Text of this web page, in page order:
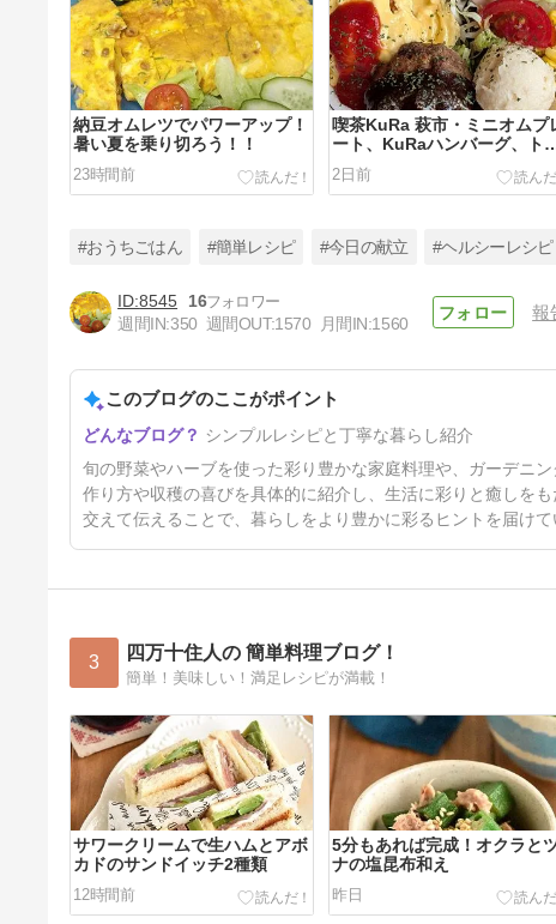
納豆オムレツでパワーアップ！
暑い夏を乗り切ろう！！
23時間前
喫茶KuRa 萩市・ミニオムプ
ート、KuRaハンバーグ、ト
スト。
2日前
存食！夏に嬉しい！！
5日前
#おうちごはん #簡単レシピ #今日の献立 #ヘルシーレシピ
8545
16
週間IN:350 週間OUT:1570 月間IN:1560
報
このブログのここがポイント
シンプルレシピと丁寧な暮らし紹介
旬の野菜やハーブを使った彩り豊かな家庭料理や、ガーデニ
作り方や収穫の喜びを具体的に紹介し、生活に彩りと癒しを
交えて伝えることで、暮らしをより豊かに彩るヒントを届けて
3 四万十住人の 簡単料理ブログ！
簡単！美味しい！満足レシピが満載！
サワークリームで生ハムとアボ
カドのサンドイッチ2種類
12時間前
5分もあれば完成！オクラと
ナの塩昆布和え
昨日